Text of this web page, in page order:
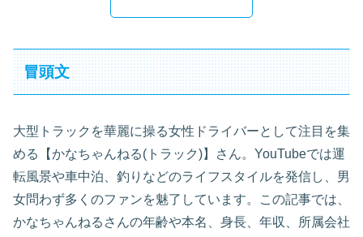
冒頭文
大型トラックを華麗に操る女性ドライバーとして注目を集
める【かなちゃんねる(トラック)】さん。YouTubeでは運
転風景や車中泊、釣りなどのライフスタイルを発信し、男
女問わず多くのファンを魅了しています。この記事では、
かなちゃんねるさんの年齢や本名、身長、年収、所属会社